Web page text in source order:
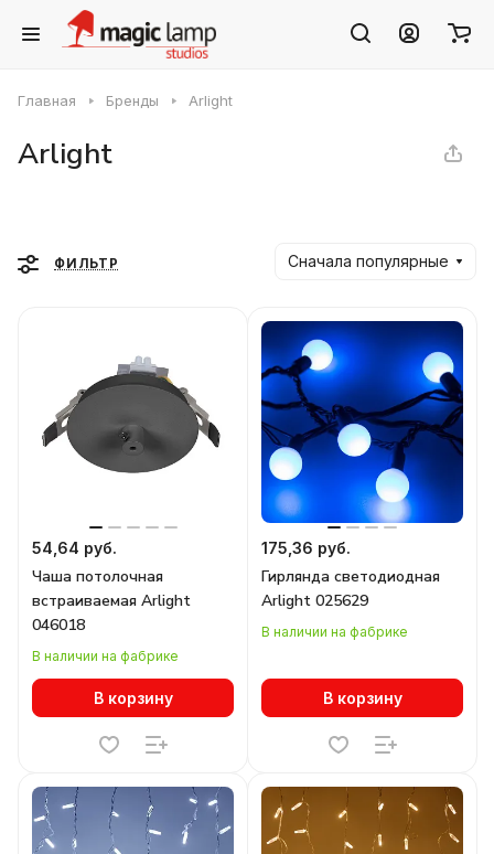
Главная Бренды Arlight
Arlight
ФИЛЬТР Сначала популярные
54,64 руб.
Чаша потолочная
встраиваемая Arlight
046018
В наличии на фабрике
В корзину
175,36 руб.
Гирлянда светодиодная
Arlight 025629
В наличии на фабрике
В корзину